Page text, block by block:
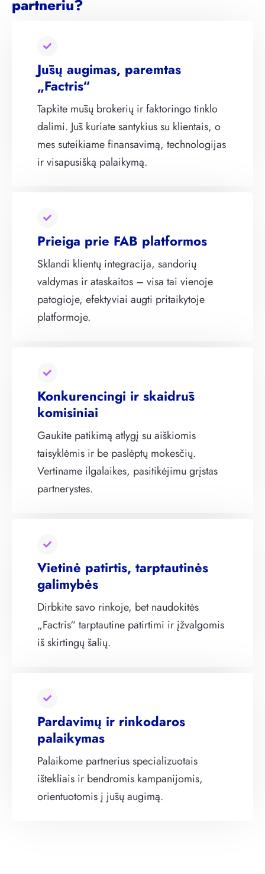
partneriu?
Jūsų augimas, paremtas
„Factris“
Tapkite mūsų brokerių ir faktoringo tinklo
dalimi. Jūs kuriate santykius su klientais, o
mes suteikiame finansavimą, technologijas
ir visapusišką palaikymą.
Prieiga prie FAB platformos
Sklandi klientų integracija, sandorių
valdymas ir ataskaitos – visa tai vienoje
patogioje, efektyviai augti pritaikytoje
platformoje.
Konkurencingi ir skaidrūs
komisiniai
Gaukite patikimą atlygį su aiškiomis
taisyklėmis ir be paslėptų mokesčių.
Vertiname ilgalaikes, pasitikėjimu grįstas
partnerystes.
Vietinė patirtis, tarptautinės
galimybės
Dirbkite savo rinkoje, bet naudokitės
„Factris“ tarptautine patirtimi ir įžvalgomis
iš skirtingų šalių.
Pardavimų ir rinkodaros
palaikymas
Palaikome partnerius specializuotais
ištekliais ir bendromis kampanijomis,
orientuotomis į jūsų augimą.